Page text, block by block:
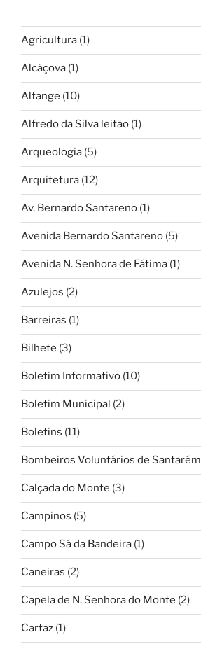
Agricultura (1)
Alcáçova (1)
Alfange (10)
Alfredo da Silva leitão (1)
Arqueologia (5)
Arquitetura (12)
Av. Bernardo Santareno (1)
Avenida Bernardo Santareno (5)
Avenida N. Senhora de Fátima (1)
Azulejos (2)
Barreiras (1)
Bilhete (3)
Boletim Informativo (10)
Boletim Municipal (2)
Boletins (11)
Bombeiros Voluntários de Santarém
Calçada do Monte (3)
Campinos (5)
Campo Sá da Bandeira (1)
Caneiras (2)
Capela de N. Senhora do Monte (2)
Cartaz (1)